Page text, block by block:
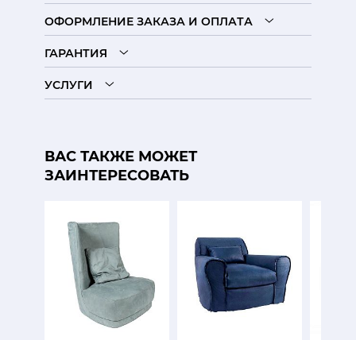
ОФОРМЛЕНИЕ ЗАКАЗА И ОПЛАТА
ГАРАНТИЯ
УСЛУГИ
ВАС ТАКЖЕ МОЖЕТ
ЗАИНТЕРЕСОВАТЬ